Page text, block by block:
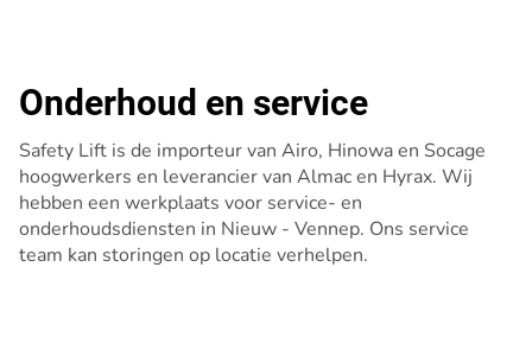
Onderhoud en service
Safety Lift is de importeur van Airo, Hinowa en Socage
hoogwerkers en leverancier van Almac en Hyrax. Wij
hebben een werkplaats voor service- en
onderhoudsdiensten in Nieuw - Vennep. Ons service
team kan storingen op locatie verhelpen.